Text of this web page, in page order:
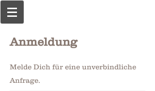
Anmeldung
Melde Dich für eine unverbindliche
Anfrage.